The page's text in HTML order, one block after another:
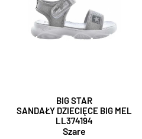
BIG STAR
SANDAŁY DZIECIĘCE BIG MEL
LL374194
Szare